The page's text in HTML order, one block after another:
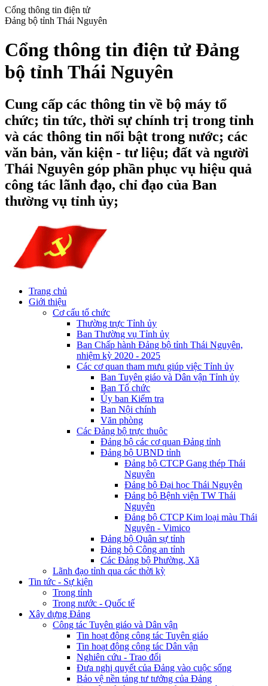
Cổng thông tin điện tử
Đảng bộ tỉnh Thái Nguyên
Cổng thông tin điện tử Đảng
bộ tỉnh Thái Nguyên
Cung cấp các thông tin về bộ máy tổ
chức; tin tức, thời sự chính trị trong tỉnh
và các thông tin nổi bật trong nước; các
văn bản, văn kiện - tư liệu; đất và người
Thái Nguyên góp phần phục vụ hiệu quả
công tác lãnh đạo, chỉ đạo của Ban
thường vụ tỉnh ủy;
Trang chủ
Giới thiệu
Cơ cấu tổ chức
Thường trực Tỉnh ủy
Ban Thường vụ Tỉnh ủy
Ban Chấp hành Đảng bộ tỉnh Thái Nguyên,
nhiệm kỳ 2020 - 2025
Các cơ quan tham mưu giúp việc Tỉnh ủy
Ban Tuyên giáo và Dân vận Tỉnh ủy
Ban Tổ chức
Ủy ban Kiểm tra
Ban Nội chính
Văn phòng
Các Đảng bộ trực thuộc
Đảng bộ các cơ quan Đảng tỉnh
Đảng bộ UBND tỉnh
Đảng bộ CTCP Gang thép Thái
Nguyên
Đảng bộ Đại học Thái Nguyên
Đảng bộ Bệnh viện TW Thái
Nguyên
Đảng bộ CTCP Kim loại màu Thái
Nguyên - Vimico
Đảng bộ Quân sự tỉnh
Đảng bộ Công an tỉnh
Các Đảng bộ Phường, Xã
Lãnh đạo tỉnh qua các thời kỳ
Tin tức - Sự kiện
Trong tỉnh
Trong nước - Quốc tế
Xây dựng Đảng
Công tác Tuyên giáo và Dân vận
Tin hoạt động công tác Tuyên giáo
Tin hoạt động công tác Dân vận
Nghiên cứu - Trao đổi
Đưa nghị quyết của Đảng vào cuộc sống
Bảo vệ nền tảng tư tưởng của Đảng